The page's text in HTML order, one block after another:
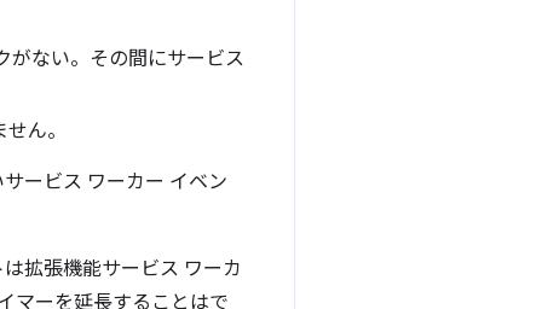
がない。その間にサービス
ん。
ービス ワーカー イベン
拡張機能サービス ワーカ
マーを延長することはで